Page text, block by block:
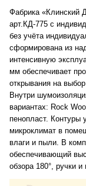
Фабрика «Клинский
арт.КД-775 с
без учёта
сформирована из
интенсивную
мм обеспечивает
открывания на
Внутри
вариантах: Rock
пенопласт. Контуры
микроклимат в
влаги и пыли. В
обеспечивающий
обзора 180°, ручки